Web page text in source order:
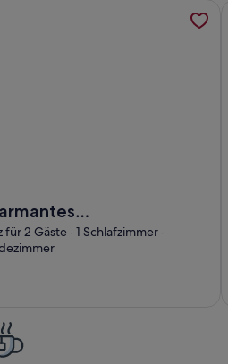
mit
in der Nähe
für 2 Gäste · 1 Schlafzimmer ·